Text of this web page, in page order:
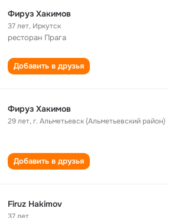
Фируз Хакимов
37 лет, Иркутск
ресторан Прага
Добавить в друзья
Фируз Хакимов
29 лет,г. Альметьевск (Альметьевский район)
Добавить в друзья
Firuz Hakimov